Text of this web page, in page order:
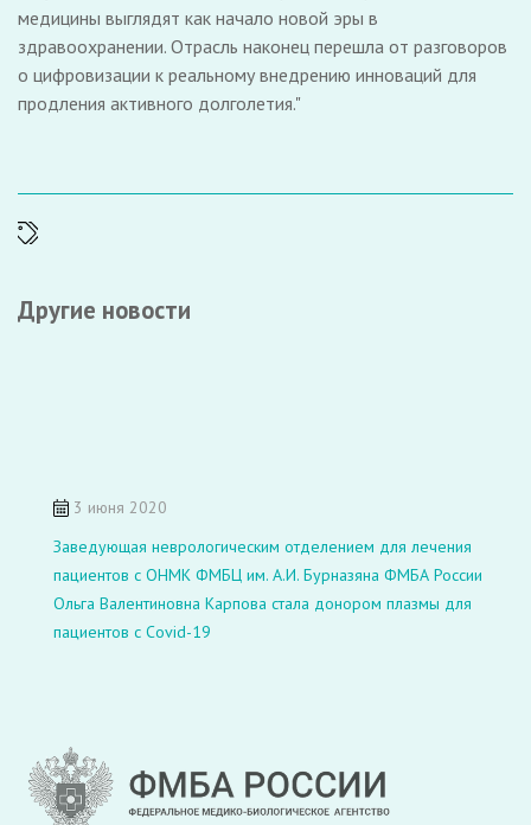
медицины выглядят как начало новой эры в
здравоохранении. Отрасль наконец перешла от разговоров
о цифровизации к реальному внедрению инноваций для
продления активного долголетия."
Другие новости
3 июня 2020
Заведующая неврологическим отделением для лечения
пациентов с ОНМК ФМБЦ им. А.И. Бурназяна ФМБА России
Ольга Валентиновна Карпова стала донором плазмы для
пациентов с Covid-19